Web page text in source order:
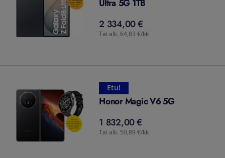
Ultra 5G 1TB
2 334,00 €
2 334,00€
Tai alk. 64,83 €/kk
Etu!
Honor Magic V6 5G
1 832,00 €
1 832,00€
Tai alk. 50,89 €/kk